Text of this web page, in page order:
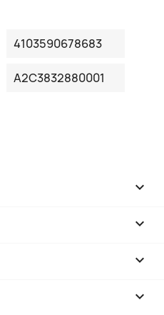
4103590678683
A2C3832880001



keyboard_arrow_down